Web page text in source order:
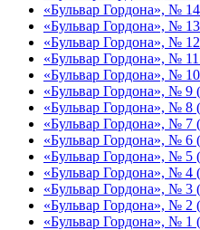
«Бульвар Гордона», №
«Бульвар Гордона», №
«Бульвар Гордона», №
«Бульвар Гордона», №
«Бульвар Гордона», №
«Бульвар Гордона», № 9
«Бульвар Гордона», № 8
«Бульвар Гордона», № 7
«Бульвар Гордона», № 6
«Бульвар Гордона», № 5
«Бульвар Гордона», № 4
«Бульвар Гордона», № 3
«Бульвар Гордона», № 2
«Бульвар Гордона», № 1